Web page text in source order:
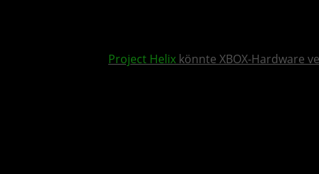
Project Helix könnte XBOX-Hardware